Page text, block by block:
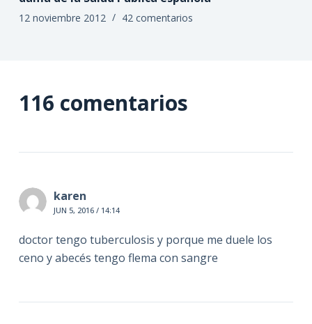
12 noviembre 2012 42 comentarios
116 comentarios
karen
JUN 5, 2016 / 14:14
doctor tengo tuberculosis y porque me duele los
ceno y abecés tengo flema con sangre